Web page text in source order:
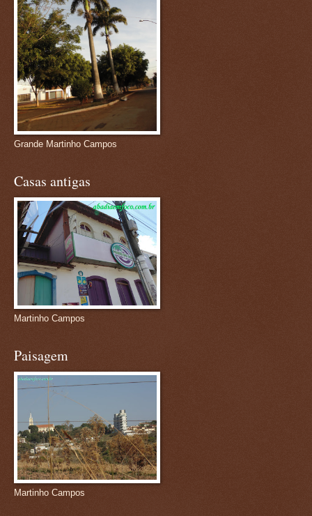
Grande Martinho Campos
Casas antigas
Martinho Campos
Paisagem
Martinho Campos